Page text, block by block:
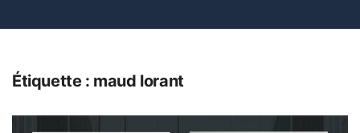
Étiquette : maud lorant